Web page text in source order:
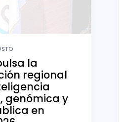
la
regional
genómica y
en